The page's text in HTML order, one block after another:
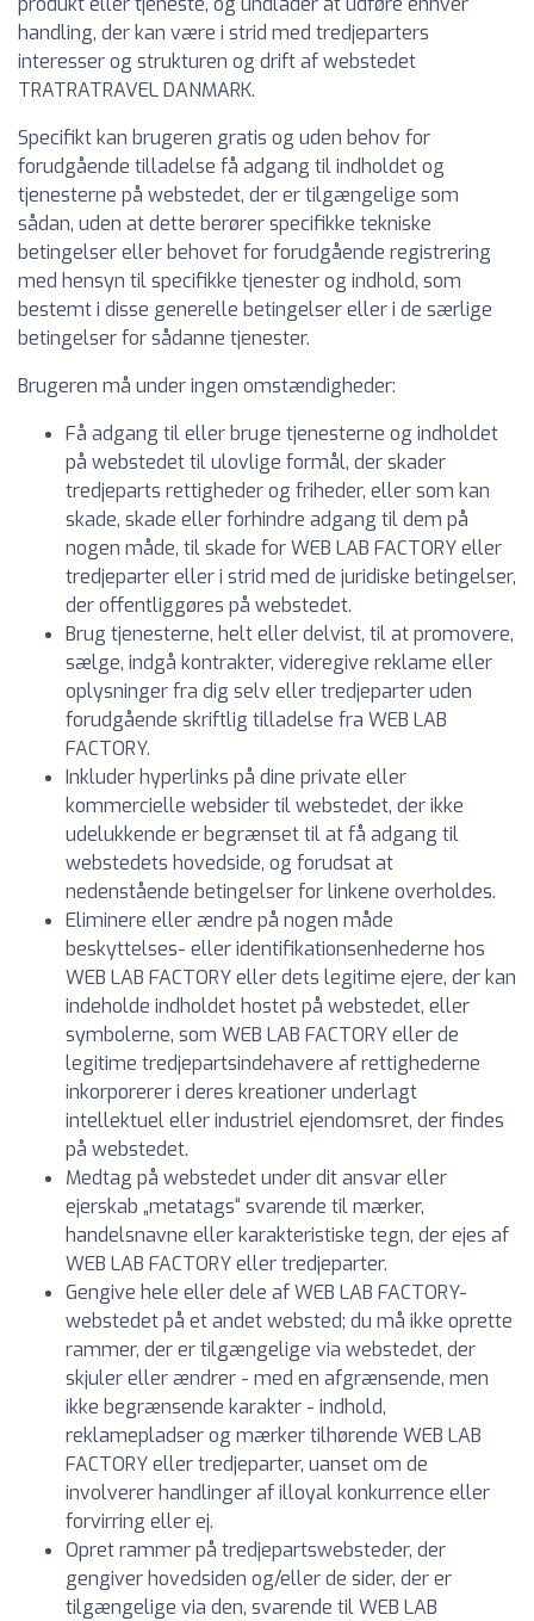
handling, der kan være i strid med tredjeparters
interesser og strukturen og drift af webstedet
TRATRATRAVEL DANMARK.
Specifikt kan brugeren gratis og uden behov for
forudgående tilladelse få adgang til indholdet og
tjenesterne på webstedet, der er tilgængelige som
sådan, uden at dette berører specifikke tekniske
betingelser eller behovet for forudgående registrering
med hensyn til specifikke tjenester og indhold, som
bestemt i disse generelle betingelser eller i de særlige
betingelser for sådanne tjenester.
Brugeren må under ingen omstændigheder:
Få adgang til eller bruge tjenesterne og indholdet
på webstedet til ulovlige formål, der skader
tredjeparts rettigheder og friheder, eller som kan
skade, skade eller forhindre adgang til dem på
nogen måde, til skade for WEB LAB FACTORY eller
tredjeparter eller i strid med de juridiske betingelser,
der offentliggøres på webstedet.
Brug tjenesterne, helt eller delvist, til at promovere,
sælge, indgå kontrakter, videregive reklame eller
oplysninger fra dig selv eller tredjeparter uden
forudgående skriftlig tilladelse fra WEB LAB
FACTORY.
Inkluder hyperlinks på dine private eller
kommercielle websider til webstedet, der ikke
udelukkende er begrænset til at få adgang til
webstedets hovedside, og forudsat at
nedenstående betingelser for linkene overholdes.
Eliminere eller ændre på nogen måde
beskyttelses- eller identifikationsenhederne hos
WEB LAB FACTORY eller dets legitime ejere, der kan
indeholde indholdet hostet på webstedet, eller
symbolerne, som WEB LAB FACTORY eller de
legitime tredjepartsindehavere af rettighederne
inkorporerer i deres kreationer underlagt
intellektuel eller industriel ejendomsret, der findes
på webstedet.
Medtag på webstedet under dit ansvar eller
ejerskab „metatags“ svarende til mærker,
handelsnavne eller karakteristiske tegn, der ejes af
WEB LAB FACTORY eller tredjeparter.
Gengive hele eller dele af WEB LAB FACTORY-
webstedet på et andet websted; du må ikke oprette
rammer, der er tilgængelige via webstedet, der
skjuler eller ændrer - med en afgrænsende, men
ikke begrænsende karakter - indhold,
reklamepladser og mærker tilhørende WEB LAB
FACTORY eller tredjeparter, uanset om de
involverer handlinger af illoyal konkurrence eller
forvirring eller ej.
Opret rammer på tredjepartswebsteder, der
gengiver hovedsiden og/eller de sider, der er
tilgængelige via den, svarende til WEB LAB